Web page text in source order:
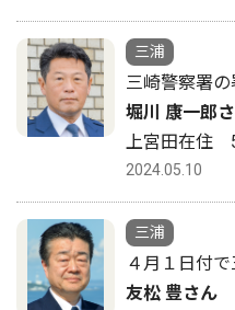
三浦
三崎警察署
堀川 康一郎
上宮田在住
2024.05.10
三浦
４月１日付
友松 豊さん